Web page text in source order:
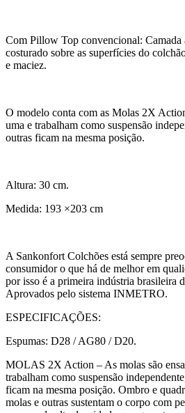
Com Pillow Top convencional: Camada
costurado sobre as superfícies do
e maciez.
O modelo conta com as Molas 2X
uma e trabalham como suspensão
outras ficam na mesma posição.
Altura: 30 cm.
Medida: 193 ×203 cm
A Sankonfort Colchões está sempre
consumidor o que há de melhor em
por isso é a primeira indústria brasileira
Aprovados pelo sistema INMETRO.
ESPECIFICAÇÕES:
Espumas: D28 / AG80 / D20.
MOLAS 2X Action – As molas são
trabalham como suspensão
ficam na mesma posição. Ombro e
molas e outras sustentam o corpo com